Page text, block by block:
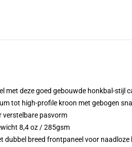
met deze goed gebouwde honkbal-stijl
tot high-profile kroon met gebogen
verstelbare pasvorm
8,4 oz / 285gsm
dubbel breed frontpaneel voor naadloze